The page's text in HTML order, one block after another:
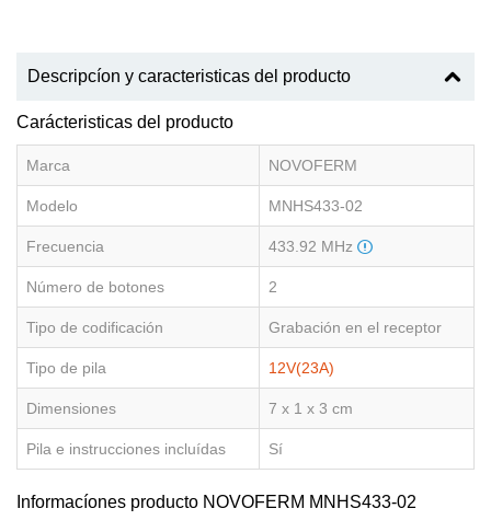
Descripcíon y caracteristicas del producto
Carácteristicas del producto
Marca NOVOFERM
Modelo MNHS433-02
Frecuencia 433.92 MHz
Número de botones 2
Tipo de codificación Grabación en el receptor
Tipo de pila 12V(23A)
Dimensiones 7 x 1 x 3 cm
Pila e instrucciones incluídas Sí
Informacíones producto NOVOFERM MNHS433-02